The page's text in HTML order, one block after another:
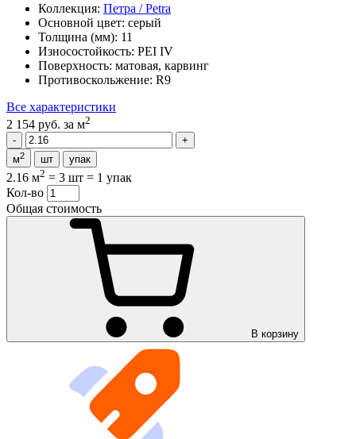
Коллекция: Петра / Petra
Основной цвет: серый
Толщина (мм): 11
Износостойкость: PEI IV
Поверхность: матовая, карвинг
Противоскольжение: R9
Все характеристики
2 154 руб. за м2
м2 шт упак
2.16 м2 = 3 шт = 1 упак
Кол-во
Общая стоимость
В корзину